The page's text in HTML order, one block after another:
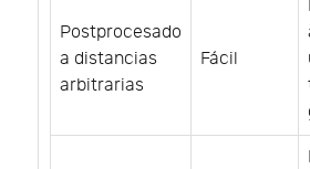
Postprocesado
a distancias
arbitrarias
Fácil